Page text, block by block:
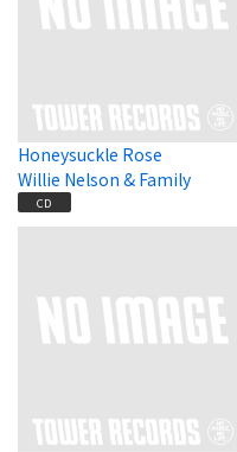
Honeysuckle Rose
Willie Nelson & Family
CD